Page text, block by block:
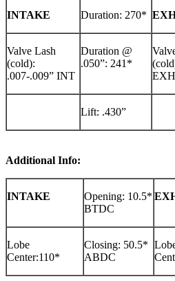
INTAKE Duration: 270*
Valve Lash
(cold):
.007-.009” INT
Duration @
.050”: 241*
EXH
Lift: .430”
Additional Info:
INTAKE
Opening: 10.5*
BTDC
Lobe
Center:110*
Closing: 50.5*
ABDC